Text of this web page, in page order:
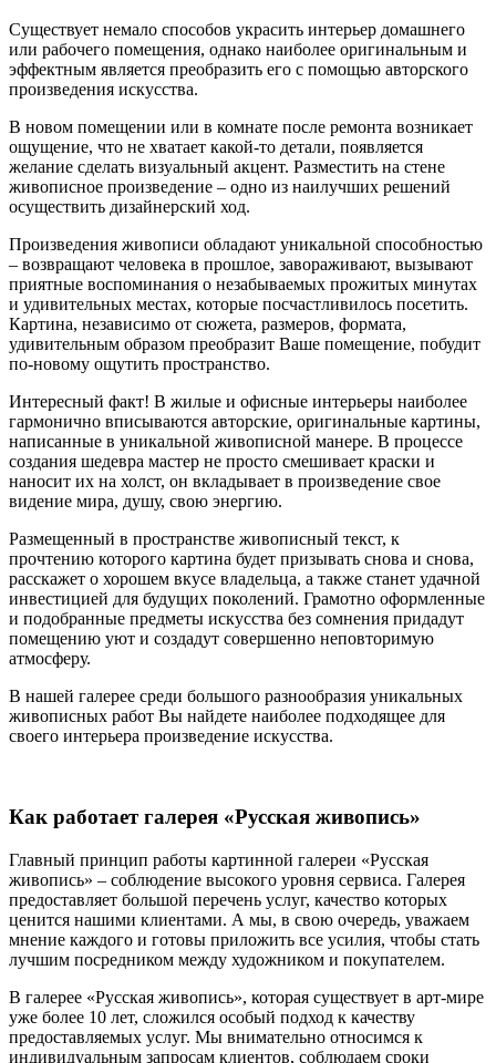
Существует немало способов украсить интерьер домашнего
или рабочего помещения, однако наиболее оригинальным и
эффектным является преобразить его с помощью авторского
произведения искусства.
В новом помещении или в комнате после ремонта возникает
ощущение, что не хватает какой-то детали, появляется
желание сделать визуальный акцент. Разместить на стене
живописное произведение – одно из наилучших решений
осуществить дизайнерский ход.
Произведения живописи обладают уникальной способностью
– возвращают человека в прошлое, завораживают, вызывают
приятные воспоминания о незабываемых прожитых минутах
и удивительных местах, которые посчастливилось посетить.
Картина, независимо от сюжета, размеров, формата,
удивительным образом преобразит Ваше помещение, побудит
по-новому ощутить пространство.
Интересный факт! В жилые и офисные интерьеры наиболее
гармонично вписываются авторские, оригинальные картины,
написанные в уникальной живописной манере. В процессе
создания шедевра мастер не просто смешивает краски и
наносит их на холст, он вкладывает в произведение свое
видение мира, душу, свою энергию.
Размещенный в пространстве живописный текст, к
прочтению которого картина будет призывать снова и снова,
расскажет о хорошем вкусе владельца, а также станет удачной
инвестицией для будущих поколений. Грамотно оформленные
и подобранные предметы искусства без сомнения придадут
помещению уют и создадут совершенно неповторимую
атмосферу.
В нашей галерее среди большого разнообразия уникальных
живописных работ Вы найдете наиболее подходящее для
своего интерьера произведение искусства.
Как работает галерея «Русская живопись»
Главный принцип работы картинной галереи «Русская
живопись» – соблюдение высокого уровня сервиса. Галерея
предоставляет большой перечень услуг, качество которых
ценится нашими клиентами. А мы, в свою очередь, уважаем
мнение каждого и готовы приложить все усилия, чтобы стать
лучшим посредником между художником и покупателем.
В галерее «Русская живопись», которая существует в арт-мире
уже более 10 лет, сложился особый подход к качеству
предоставляемых услуг. Мы внимательно относимся к
индивидуальным запросам клиентов, соблюдаем сроки